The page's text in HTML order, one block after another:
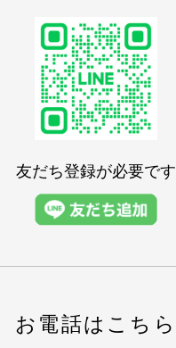
友だち登録が必要です
お電話はこちら